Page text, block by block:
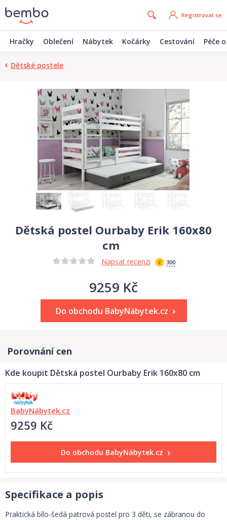
Registrovat se
Hračky Oblečení Nábytek Kočárky Cestování Péče
Dětské postele
Dětská postel Ourbaby Erik 160x80
cm
Napsat recenzi 300
9259 Kč
Do obchodu BabyNábytek.cz
Porovnání cen
Kde koupit Dětská postel Ourbaby Erik 160x80 cm
BabyNábytek.cz
9259 Kč
Do obchodu BabyNábytek.cz
Specifikace a popis
Praktická bílo-šedá patrová postel pro 3 děti, se zábranou do